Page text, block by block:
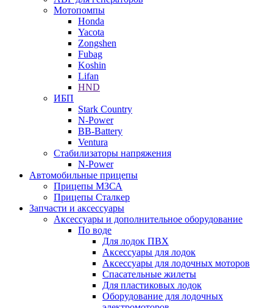
Мотопомпы
Honda
Yacota
Zongshen
Fubag
Koshin
Lifan
HND
ИБП
Stark Country
N-Power
BB-Battery
Ventura
Стабилизаторы напряжения
N-Power
Автомобильные прицепы
Прицепы МЗСА
Прицепы Сталкер
Запчасти и аксессуары
Аксессуары и дополнительное оборудование
По воде
Для лодок ПВХ
Аксессуары для лодок
Аксессуары для лодочных моторов
Спасательные жилеты
Для пластиковых лодок
Оборудование для лодочных